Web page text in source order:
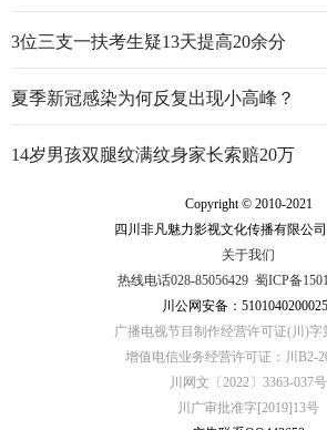
3位三支一扶考生疑13天提高20余分
夏季新冠感染为何反复出现小高峰？
14岁男孩双腿纹满纹身家长索赔20万
Copyright © 2010-2021
四川非凡魅力影视文化传播有限公
关于我们
热线电话028-85056429 蜀ICP备
川公网安备：
广播电视节目制作经营许可证(川)字
增值电信业务经营许可证：川B2-
川网文〔2022〕3363-037号
川广审批准字[2019]13号